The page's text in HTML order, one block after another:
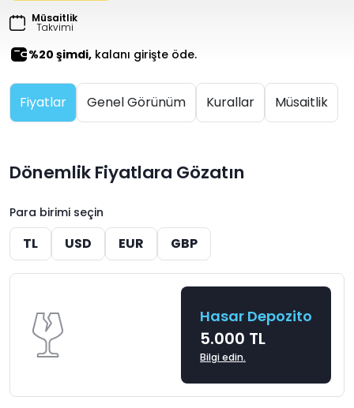
Müsaitlik
Takvimi
%20 şimdi, kalanı girişte öde.
Fiyatlar Genel Görünüm Kurallar Müsaitlik
Dönemlik Fiyatlara Gözatın
Para birimi seçin
TL USD EUR GBP
Hasar Depozito
5.000 TL
Bilgi edin.